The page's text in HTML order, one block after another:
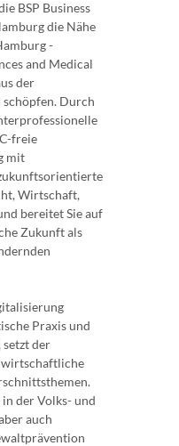
BSP Business
die Nähe
-
and Medical
der
schöpfen. Durch
freie
mit
Wirtschaft,
bereitet Sie auf
Zukunft als
Praxis und
setzt der
wirtschaftliche
der Volks- und
auch